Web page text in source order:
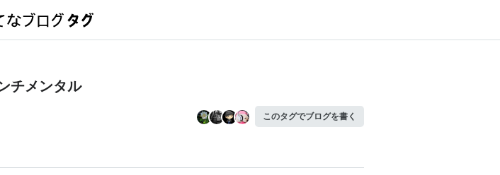
チメンタル
このタグでブログを書く